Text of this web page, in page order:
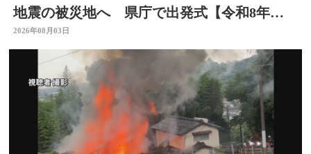
地震の被災地へ 県庁で出発式【令和8年熊
本地震】
2026年08月03日